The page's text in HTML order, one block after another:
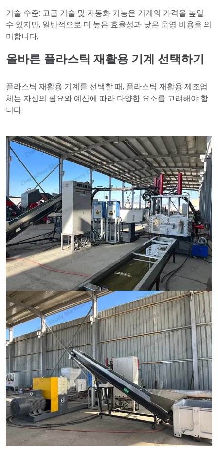
기술 수준: 고급 기술 및 자동화 기능은 기계의 가격을 높일
수 있지만, 일반적으로 더 높은 효율성과 낮은 운영 비용을 의
미합니다.
올바른 플라스틱 재활용 기계 선택하기
플라스틱 재활용 기계를 선택할 때, 플라스틱 재활용 제조업
체는 자신의 필요와 예산에 따라 다양한 요소를 고려해야 합
니다.